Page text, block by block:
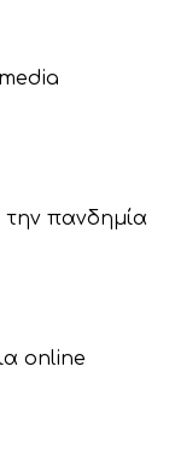
πανδημία
online